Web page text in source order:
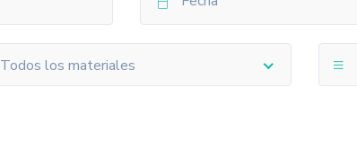
Todos los materiales